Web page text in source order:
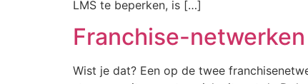
LMS te beperken, is […]
Franchise-
Wist je dat? Een op de twee